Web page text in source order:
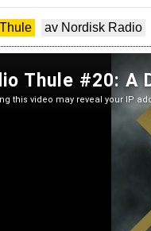
av Nordisk Radio